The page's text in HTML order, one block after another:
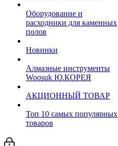
Оборудование и
расходники для каменных
полов
Новинки
Алмазные инструменты
Woosuk Ю.КОРЕЯ
АКЦИОННЫЙ ТОВАР
Топ 10 самых популярных
товаров